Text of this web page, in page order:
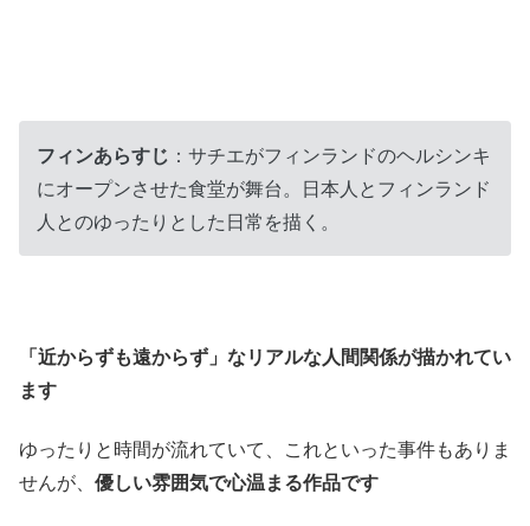
フィンあらすじ ：サチエがフィンランドのヘルシンキ
にオープンさせた食堂が舞台。日本人とフィンランド
人とのゆったりとした日常を描く。
「近からずも遠からず」なリアルな人間関係が描かれてい
ます
ゆったりと時間が流れていて、これといった事件もありま
せんが、 優しい雰囲気で心温まる作品です